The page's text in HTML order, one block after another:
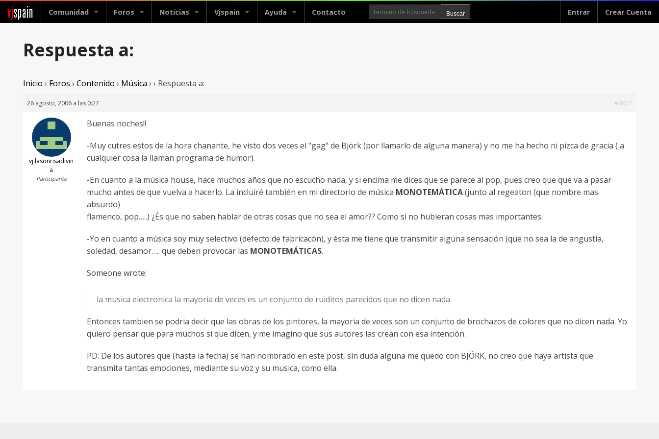
vjspain Comunidad Foros Noticias Vjspain Ayuda Contacto Entrar Crear Cuenta
Respuesta a:
Inicio › Foros › Contenido › Música › › Respuesta a:
26 agosto, 2006 a las 0:27 #6827
vj.lasonrisadivin
a
Participante
Buenas noches!!
-Muy cutres estos de la hora chanante, he visto dos veces el "gag" de Björk (por llamarlo de alguna manera) y no me ha hecho ni pizca de gracia ( a
cualquier cosa la llaman programa de humor).
-En cuanto a la música house, hace muchos años que no escucho nada, y si encima me dices que se parece al pop, pues creo que que va a pasar
mucho antes de que vuelva a hacerlo. La incluiré también en mi directorio de música MONOTEMÁTICA(junto al regeaton (que nombre mas
absurdo)
flamenco, pop…..) ¿És que no saben hablar de otras cosas que no sea el amor?? Como si no hubieran cosas mas importantes.
-Yo en cuanto a música soy muy selectivo (defecto de fabricacón), y ésta me tiene que transmitir alguna sensación (que no sea la de angustia,
soledad, desamor….. que deben provocar las MONOTEMÁTICAS.
Someone wrote:
la musica electronica la mayoria de veces es un conjunto de ruiditos parecidos que no dicen nada
Entonces tambien se podria decir que las obras de los pintores, la mayoria de veces son un conjunto de brochazos de colores que no dicen nada. Yo
quiero pensar que para muchos si que dicen, y me imagino que sus autores las crean con esa intención.
PD: De los autores que (hasta la fecha) se han nombrado en este post, sin duda alguna me quedo con BJÖRK, no creo que haya artista que
transmita tantas emociones, mediante su voz y su musica, como ella.